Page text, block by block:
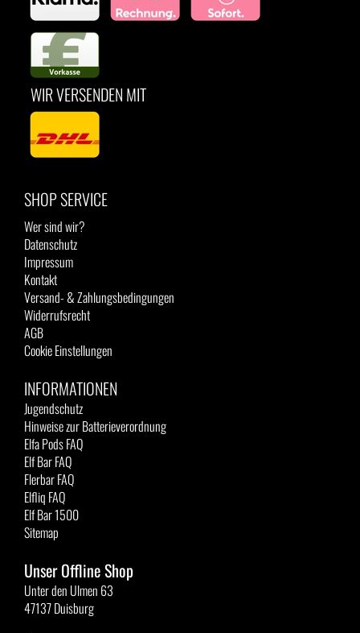
WIR VERSENDEN MIT
SHOP SERVICE
Wer sind wir?
Datenschutz
Impressum
Kontakt
Versand- & Zahlungsbedingungen
Widerrufsrecht
AGB
Cookie Einstellungen
INFORMATIONEN
Jugendschutz
Hinweise zur Batterieverordnung
Elfa Pods FAQ
Elf Bar FAQ
Flerbar FAQ
Elfliq FAQ
Elf Bar 1500
Sitemap
Unser Offline Shop
Unter den Ulmen 63
47137 Duisburg